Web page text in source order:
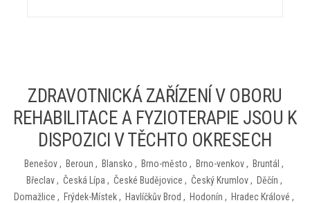
ZDRAVOTNICKÁ ZAŘÍZENÍ V OBORU
REHABILITACE A FYZIOTERAPIE JSOU K
DISPOZICI V TĚCHTO OKRESECH
Benešov, Beroun , Blansko , Brno-město , Brno-venkov, Bruntál ,
Břeclav, Česká Lípa , České Budějovice , Český Krumlov, Děčín ,
Domažlice , Frýdek-Místek, Havlíčkův Brod , Hodonín , Hradec Králové ,